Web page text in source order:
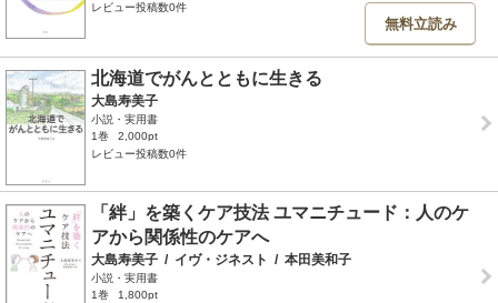
レビュー投稿数0件
無料立読み
北海道でがんとともに生きる
大島寿美子
小説・実用書
1巻
2,000pt
レビュー投稿数0件
「絆」を築くケア技法 ユマニチュード：人のケ
アから関係性のケアへ
大島寿美子 / イヴ・ジネスト / 本田美和子
小説・実用書
1巻
1,800pt